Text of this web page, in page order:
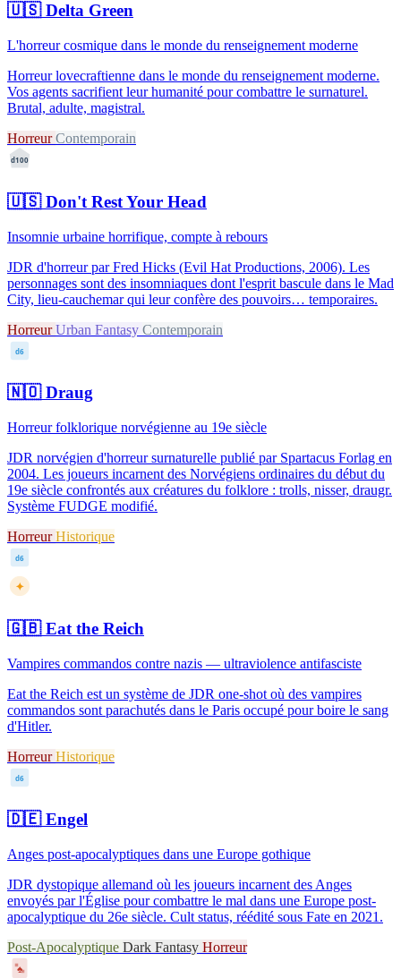
🇺🇸Delta Green
L'horreur cosmique dans le monde du renseignement moderne
Horreur lovecraftienne dans le monde du renseignement moderne.
Vos agents sacrifient leur humanité pour combattre le surnaturel.
Brutal, adulte, magistral.
HorreurContemporain
d100
🇺🇸Don't Rest Your Head
Insomnie urbaine horrifique, compte à rebours
JDR d'horreur par Fred Hicks (Evil Hat Productions, 2006). Les
personnages sont des insomniaques dont l'esprit bascule dans le Mad
City, lieu-cauchemar qui leur confère des pouvoirs… temporaires.
HorreurUrban Fantasy Contemporain
d6
🇳🇴Draug
Horreur folklorique norvégienne au 19e siècle
JDR norvégien d'horreur surnaturelle publié par Spartacus Forlag en
2004. Les joueurs incarnent des Norvégiens ordinaires du début du
19e siècle confrontés aux créatures du folklore : trolls, nisser, draugr.
Système FUDGE modifié.
HorreurHistorique
d6
✦
🇬🇧Eat the Reich
Vampires commandos contre nazis — ultraviolence antifasciste
Eat the Reich est un système de JDR one-shot où des vampires
commandos sont parachutés dans le Paris occupé pour boire le sang
d'Hitler.
HorreurHistorique
d6
🇩🇪Engel
Anges post-apocalyptiques dans une Europe gothique
JDR dystopique allemand où les joueurs incarnent des Anges
envoyés par l'Église pour combattre le mal dans une Europe post-
apocalyptique du 26e siècle. Cult status, réédité sous Fate en 2021.
Post-Apocalyptique Dark Fantasy Horreur
♠